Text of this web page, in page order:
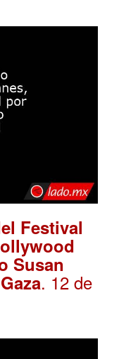
Festival
Susan
. 12 de